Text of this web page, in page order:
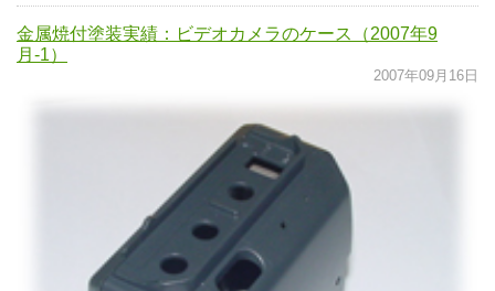
金属焼付塗装実績：ビデオカメラのケース（2007年9
月-1）
2007年09月16日